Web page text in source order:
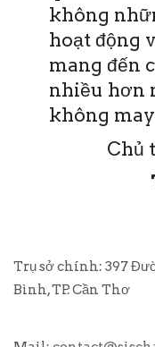
không
hoạt động
mang đến
nhiều hơn
không
Chủ
Trụ sở chính: 397
Bình, TP. Cần Thơ